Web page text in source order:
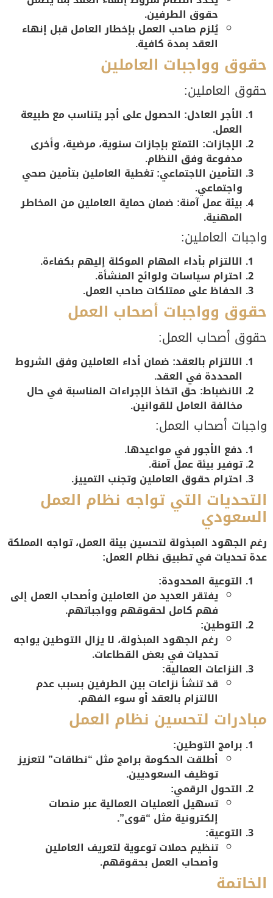
حقوق الطرفين.
يُلزم صاحب العمل بإخطار العامل قبل إنهاء
العقد بمدة كافية.
حقوق وواجبات العاملين
حقوق العاملين:
الأجر العادل: الحصول على أجر يتناسب مع طبيعة
العمل.
الإجازات: التمتع بإجازات سنوية، مرضية، وأخرى
مدفوعة وفق النظام.
التأمين الاجتماعي:تغطية العاملين بتأمين صحي
واجتماعي.
بيئة عمل آمنة: ضمان حماية العاملين من المخاطر
المهنية.
واجبات العاملين:
الالتزام بأداء المهام الموكلة إليهم بكفاءة.
احترام سياسات ولوائح المنشأة.
الحفاظ على ممتلكات صاحب العمل.
حقوق وواجبات أصحاب العمل
حقوق أصحاب العمل:
الالتزام بالعقد: ضمان أداء العاملين وفق الشروط
المحددة في العقد.
الانضباط: حق اتخاذ الإجراءات المناسبة في حال
مخالفة العامل للقوانين.
واجبات أصحاب العمل:
دفع الأجور في مواعيدها.
توفير بيئة عمل آمنة.
احترام حقوق العاملين وتجنب التمييز.
التحديات التي تواجه نظام العمل
السعودي
رغم الجهود المبذولة لتحسين بيئة العمل، تواجه المملكة
عدة تحديات في تطبيق نظام العمل:
التوعية المحدودة:
يفتقر العديد من العاملين وأصحاب العمل إلى
فهم كامل لحقوقهم وواجباتهم.
التوطين:
رغم الجهود المبذولة، لا يزال التوطين يواجه
تحديات في بعض القطاعات.
النزاعات العمالية:
قد تنشأ نزاعات بين الطرفين بسبب عدم
الالتزام بالعقد أو سوء الفهم.
مبادرات لتحسين نظام العمل
برامج التوطين:
أطلقت الحكومة برامج مثل “نطاقات” لتعزيز
توظيف السعوديين.
التحول الرقمي:
تسهيل العمليات العمالية عبر منصات
إلكترونية مثل “قوى”.
التوعية:
تنظيم حملات توعوية لتعريف العاملين
وأصحاب العمل بحقوقهم.
الخاتمة